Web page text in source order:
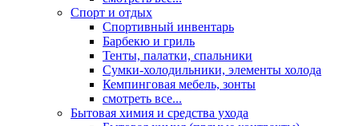
Спорт и отдых
Спортивный инвентарь
Барбекю и гриль
Тенты, палатки, спальники
Сумки-холодильники, элементы холода
Кемпинговая мебель, зонты
смотреть все...
Бытовая химия и средства ухода